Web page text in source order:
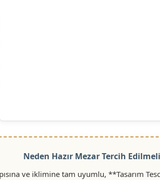
Neden Hazır Mezar Tercih
ve iklimine tam uyumlu, **Tasarım